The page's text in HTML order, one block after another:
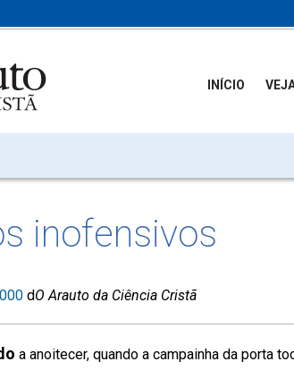
INÍCIO
inofensivos
dO Arauto da Ciência Cristã
a anoitecer, quando a campainha da porta